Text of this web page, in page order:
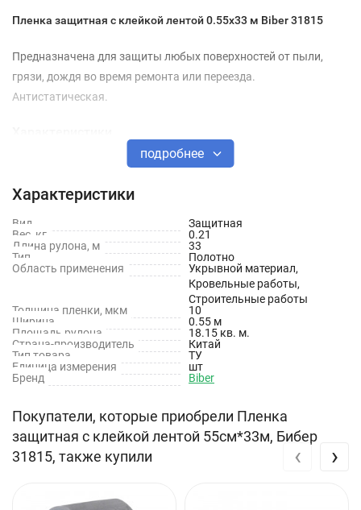
Пленка защитная с клейкой лентой 0.55х33 м Biber 31815
Предназначена для защиты любых поверхностей от пыли,
грязи, дождя во время ремонта или переезда.
Антистатическая.
Ширина: 0.55 м
Применение: Для защиты поверхностей
Тип пленки: Защитная
Цвет: Прозрачный
Площадь: 18.15 м2
Вес брутто: 0.21 кг
подробнее
Характеристики
Вид
Защитная
Вес, кг
0.21
Длина рулона, м
33
Тип
Полотно
Область применения
Укрывной материал,
Кровельные работы,
Строительные работы
Толщина пленки, мкм
10
Ширина
0.55 м
Площадь рулона
18.15 кв. м.
Страна-производитель
Китай
Тип товара
ТУ
Единица измерения
шт
Бренд
Biber
Покупатели, которые приобрели Пленка
защитная с клейкой лентой 55см*33м, Бибер
31815, также купили
‹ ›